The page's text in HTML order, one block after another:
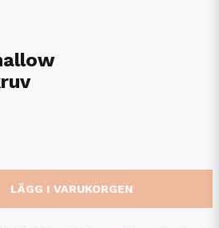
LÄGG I VARUKORGEN